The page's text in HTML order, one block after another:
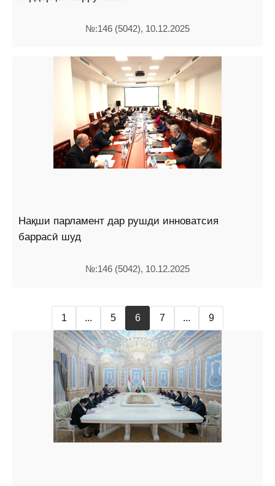
№:146 (5042), 10.12.2025
Нақши парламент дар рушди инноватсия
баррасӣ шуд
№:146 (5042), 10.12.2025
1 ... 5 6 7 ... 9